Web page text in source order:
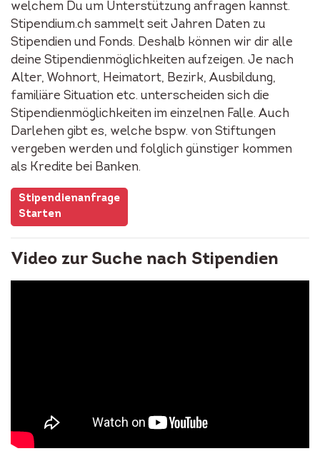
welchem Du um Unterstützung anfragen kannst.
Stipendium.ch sammelt seit Jahren Daten zu
Stipendien und Fonds. Deshalb können wir dir alle
deine Stipendienmöglichkeiten aufzeigen. Je nach
Alter, Wohnort, Heimatort, Bezirk, Ausbildung,
familiäre Situation etc. unterscheiden sich die
Stipendienmöglichkeiten im einzelnen Falle. Auch
Darlehen gibt es, welche bspw. von Stiftungen
vergeben werden und folglich günstiger kommen
als Kredite bei Banken.
Stipendienanfrage
Starten
Video zur Suche nach Stipendien